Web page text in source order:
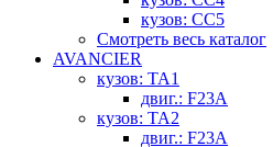
кузов: CC5
Смотреть весь каталог
AVANCIER
кузов: TA1
двиг.: F23A
кузов: TA2
двиг.: F23A